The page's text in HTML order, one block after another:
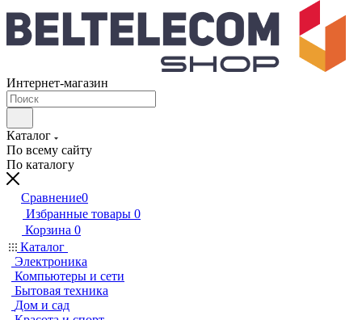
Интернет-магазин
Каталог
По всему сайту
По каталогу
Сравнение0
Избранные товары 0
Корзина 0
Каталог
Электроника
Компьютеры и сети
Бытовая техника
Дом и сад